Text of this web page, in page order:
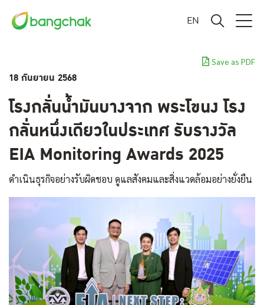
EN
Save as PDF
18 กันยายน 2568
โรงกลั่นน้ำมันบางจาก พระโขนง โรง
กลั่นหนึ่งเดียวในประเทศ รับรางวัล
EIA Monitoring Awards 2025
ดำเนินธุรกิจอย่างรับผิดชอบ ดูแลสังคมและสิ่งแวดล้อมอย่างยั่งยืน